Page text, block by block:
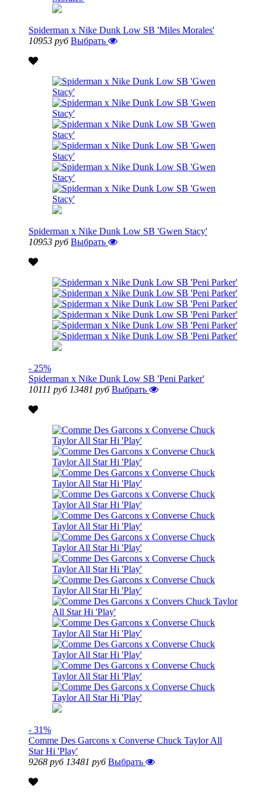
Spiderman x Nike Dunk Low SB 'Miles Morales'
10953 руб Выбрать
Spiderman x Nike Dunk Low SB 'Gwen Stacy'
10953 руб Выбрать
- 25%
Spiderman x Nike Dunk Low SB 'Peni Parker'
10111 руб 13481 руб Выбрать
- 31%
Comme Des Garcons x Converse Chuck Taylor All
Star Hi 'Play'
9268 руб 13481 руб Выбрать